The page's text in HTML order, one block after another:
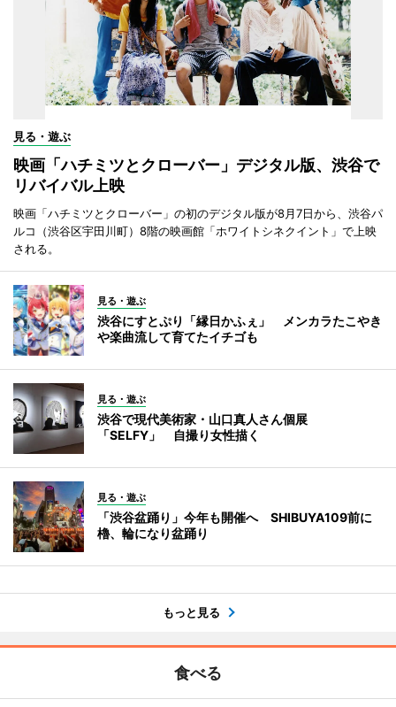
見る・遊ぶ
映画「ハチミツとクローバー」デジタル版、渋谷で
リバイバル上映
映画「ハチミツとクローバー」の初のデジタル版が8月7日から、渋谷パ
ルコ（渋谷区宇田川町）8階の映画館「ホワイトシネクイント」で上映
される。
見る・遊ぶ
渋谷にすとぷり「縁日かふぇ」 メンカラたこやき
や楽曲流して育てたイチゴも
見る・遊ぶ
渋谷で現代美術家・山口真人さん個展
「SELFY」 自撮り女性描く
見る・遊ぶ
「渋谷盆踊り」今年も開催へ SHIBUYA109前に
櫓、輪になり盆踊り
もっと見る
食べる